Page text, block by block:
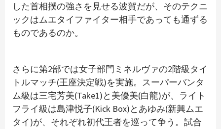
した首相撲の強さを見せる波賀だが、そのテクニ
ックはムエタイファイター相手であっても通ずる
ものであるのか。
さらに第2部では女子部門ミネルヴァの2階級タイ
トルマッチ(王座決定戦)を実施。スーパーバンタ
ム級は三宅芳美(Take1)と美優美(白龍)が、ライト
フライ級は島津悦子(Kick Box)とあゆみ(新興ムエ
タイ)が、それぞれ初代王者を巡って争う。試合